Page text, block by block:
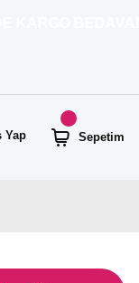
Yap Sepetim